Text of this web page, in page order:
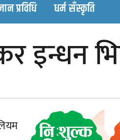
प्रविधि धर्म सँस्कृति